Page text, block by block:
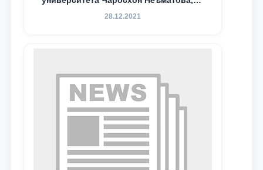
Севдо Хакимходжаева, Анбарой
специальной стипендии имени
Хадичи Сулеймановой.
28.12.2021